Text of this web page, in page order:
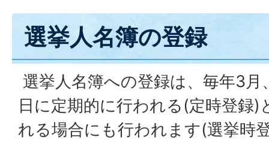
選挙人名簿の登録
選挙人名簿への登録は、毎年3月
日に定期的に行われる(定時登録)
れる場合にも行われます(選挙時